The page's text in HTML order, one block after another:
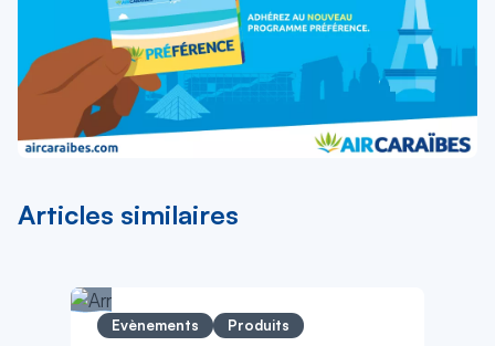
Articles similaires
Evènements Produits